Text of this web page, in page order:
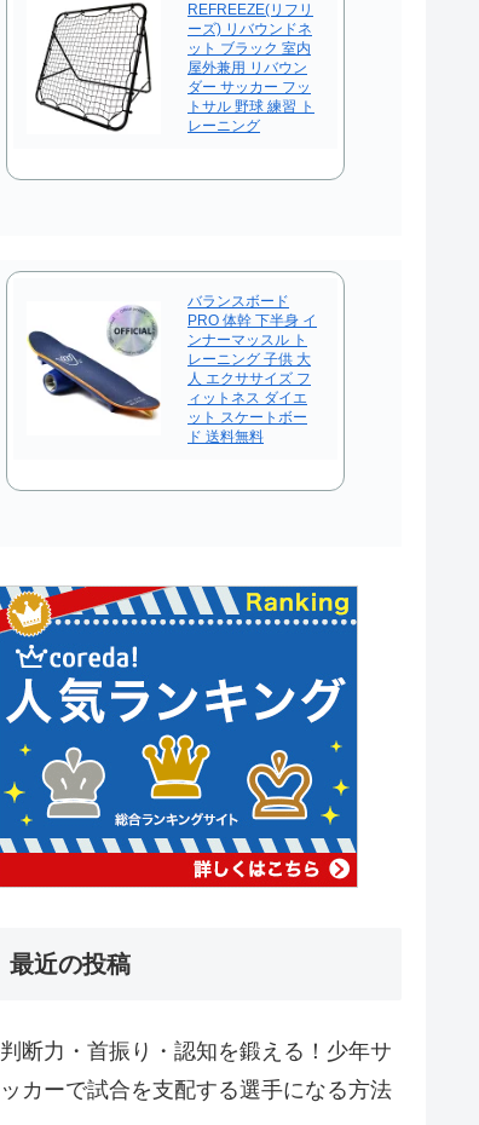
REFREEZE(リフリ
ーズ) リバウンドネ
ット ブラック 室内
屋外兼用 リバウン
ダー サッカー フッ
トサル 野球 練習 ト
レーニング
バランスボード
PRO 体幹 下半身 イ
ンナーマッスル ト
レーニング 子供 大
人 エクササイズ フ
ィットネス ダイエ
ット スケートボー
ド 送料無料
最近の投稿
判断力・首振り・認知を鍛える！少年サ
ッカーで試合を支配する選手になる方法